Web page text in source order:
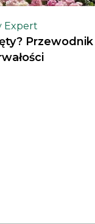
Expert